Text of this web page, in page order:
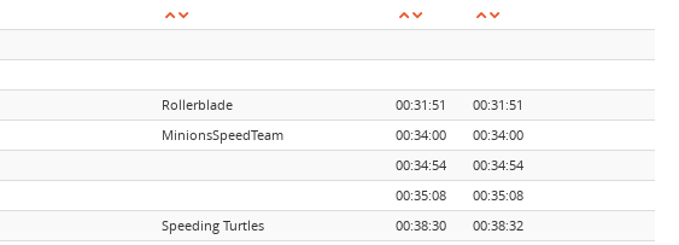
Rollerblade 00:31:51
00:31:51
MinionsSpeedTeam 00:34:00
00:34:00
00:34:54
00:34:54
00:35:08
00:35:08
Speeding Turtles 00:38:30
00:38:32